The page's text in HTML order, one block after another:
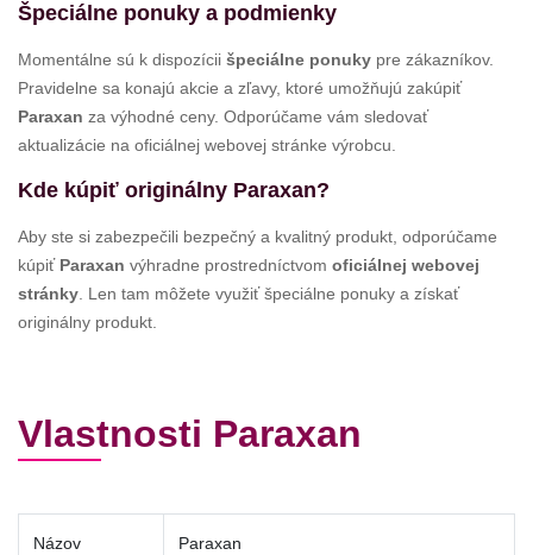
Špeciálne ponuky a podmienky
Momentálne sú k dispozícii špeciálne ponuky pre zákazníkov.
Pravidelne sa konajú akcie a zľavy, ktoré umožňujú zakúpiť
Paraxan za výhodné ceny. Odporúčame vám sledovať
aktualizácie na oficiálnej webovej stránke výrobcu.
Kde kúpiť originálny Paraxan?
Aby ste si zabezpečili bezpečný a kvalitný produkt, odporúčame
kúpiť Paraxan výhradne prostredníctvom oficiálnej webovej
stránky . Len tam môžete využiť špeciálne ponuky a získať
originálny produkt.
Vlastnosti Paraxan
Názov
Paraxan